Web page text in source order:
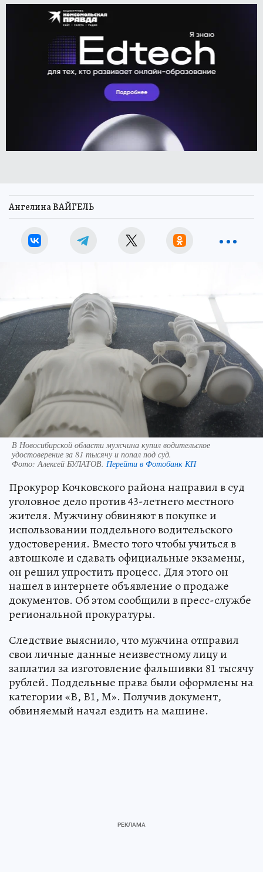
Ангелина ВАЙГЕЛЬ
В Новосибирской области мужчина купил водительское
удостоверение за 81 тысячу и попал под суд.
Фото:Алексей БУЛАТОВ. Перейти в Фотобанк КП
Прокурор Кочковского района направил в суд
уголовное дело против 43-летнего местного
жителя. Мужчину обвиняют в покупке и
использовании поддельного водительского
удостоверения. Вместо того чтобы учиться в
автошколе и сдавать официальные экзамены,
он решил упростить процесс. Для этого он
нашел в интернете объявление о продаже
документов. Об этом сообщили в пресс-службе
региональной прокуратуры.
Следствие выяснило, что мужчина отправил
свои личные данные неизвестному лицу и
заплатил за изготовление фальшивки 81 тысячу
рублей. Поддельные права были оформлены на
категории «В, В1, М». Получив документ,
обвиняемый начал ездить на машине.